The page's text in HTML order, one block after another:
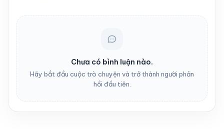
Chưa có bình luận nào.
Hãy bắt đầu cuộc trò chuyện và trở thành người phản
hồi đầu tiên.